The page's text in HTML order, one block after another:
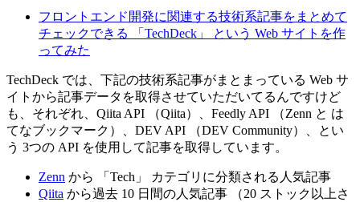
フロントエンド開発に関連する技術系記事をまとめて
チェックできる 「TechDeck」 という Web サイトを作
ってみた
TechDeck では、下記の技術系記事がまとまっている Web サ
イトから記事データを取得させていただいてるんですけど
も、それぞれ、Qiita API （Qiita）、Feedly API （Zenn と は
てなブックマーク）、DEV API （DEV Community）、とい
う 3つの API を使用して記事を取得しています。
Zenn から 「Tech」 カテゴリに分類される人気記事
Qiita から過去 10 日間の人気記事 （20 ストック以上さ